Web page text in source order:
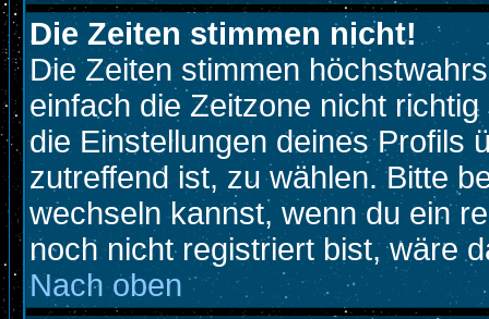
Die Zeiten stimmen nicht!
Die Zeiten stimmen
einfach die Zeitzone nicht
die Einstellungen deines Profils
zutreffend ist, zu wählen. Bitte
wechseln kannst, wenn du ein
noch nicht registriert bist, wäre
Nach oben